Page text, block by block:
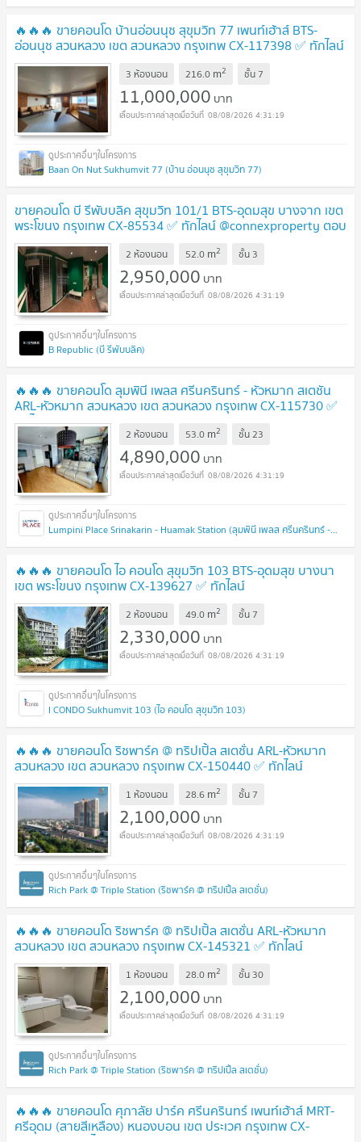
🔥🔥🔥 ขายคอนโด บ้านอ่อนนุช สุขุมวิท 77 เพนท์เฮ้าส์ BTS-
อ่อนนุช สวนหลวง เขต สวนหลวง กรุงเทพ CX-117398 ✅ ทักไลน์
@connexproperty ตอบทันที ทีมงานมืออาชีพ ✅ 🔥🔥🔥
3 ห้องนอน 216.0 m2 ชั้น 7
11,000,000 บาท
08/08/2026 4:31:19
Baan On Nut Sukhumvit 77 (บ้าน อ่อนนุช สุขุมวิท 77)
ขายคอนโด บี รีพับบลิค สุขุมวิท 101/1 BTS-อุดมสุข บางจาก เขต
พระโขนง กรุงเทพ CX-85534 ✅ ทักไลน์ @connexproperty ตอบ
ทันที ทีมงานมืออาชีพ ✅
2 ห้องนอน 52.0 m2 ชั้น 3
2,950,000 บาท
08/08/2026 4:31:19
B Republic (บี รีพับบลิค)
🔥🔥🔥 ขายคอนโด ลุมพินี เพลส ศรีนครินทร์ - หัวหมาก สเตชัน
ARL-หัวหมาก สวนหลวง เขต สวนหลวง กรุงเทพ CX-115730 ✅
ทักไลน์ @connexproperty ตอบทันที ทีมงานมืออาชีพ ✅ 🔥🔥🔥
UPDATE ! 2 ห้องนอน 53.0 m2 ชั้น23
4,890,000 บาท
08/08/2026 4:31:19
Lumpini Place Srinakarin - Huamak Station (ลุมพินี เพลส ศรีนครินทร์ - หัวหมาก สเตชั่น)
🔥🔥🔥 ขายคอนโด ไอ คอนโด สุขุมวิท 103 BTS-อุดมสุข บางนา
เขต พระโขนง กรุงเทพ CX-139627 ✅ ทักไลน์
@connexproperty ตอบทันที ทีมงานมืออาชีพ ✅ 🔥🔥🔥
2 ห้องนอน 49.0 m2 ชั้น 7
2,330,000 บาท
08/08/2026 4:31:19
I CONDO Sukhumvit 103 (ไอ คอนโด สุขุมวิท 103)
🔥🔥🔥 ขายคอนโด ริชพาร์ค @ ทริปเปิ้ล สเตชั่น ARL-หัวหมาก
สวนหลวง เขต สวนหลวง กรุงเทพ CX-150440 ✅ ทักไลน์
@connexproperty ตอบทันที ทีมงานมืออาชีพ ✅ 🔥🔥🔥
1 ห้องนอน 28.6 m2 ชั้น 7
2,100,000 บาท
08/08/2026 4:31:19
Rich Park @ Triple Station (ริชพาร์ค @ ทริปเปิ้ล สเตชั่น)
🔥🔥🔥 ขายคอนโด ริชพาร์ค @ ทริปเปิ้ล สเตชั่น ARL-หัวหมาก
สวนหลวง เขต สวนหลวง กรุงเทพ CX-145321 ✅ ทักไลน์
@connexproperty ตอบทันที ทีมงานมืออาชีพ ✅ 🔥🔥🔥
1 ห้องนอน 28.0 m2 ชั้น 30
2,100,000 บาท
08/08/2026 4:31:19
Rich Park @ Triple Station (ริชพาร์ค @ ทริปเปิ้ล สเตชั่น)
🔥🔥🔥 ขายคอนโด ศุภาลัย ปาร์ค ศรีนครินทร์ เพนท์เฮ้าส์ MRT-
ศรีอุดม (สายสีเหลือง) หนองบอน เขต ประเวศ กรุงเทพ CX-